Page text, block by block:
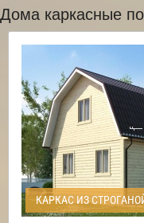
Дома каркасные
КАРКАС ИЗ